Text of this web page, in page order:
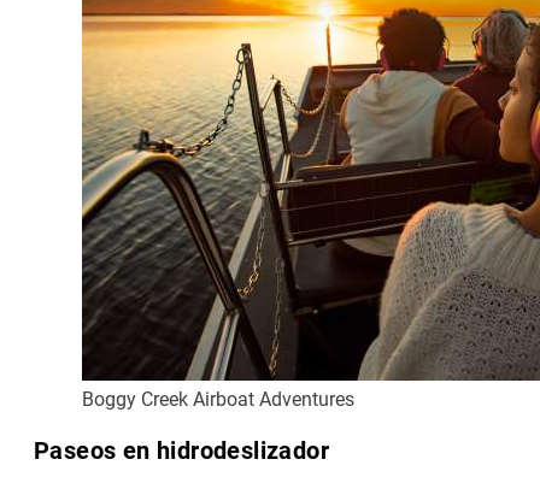
Boggy Creek Airboat Adventures
Paseos en hidrodeslizador